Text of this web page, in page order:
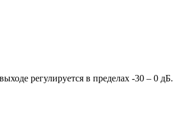
регулируется в пределах -30 – 0 дБ.